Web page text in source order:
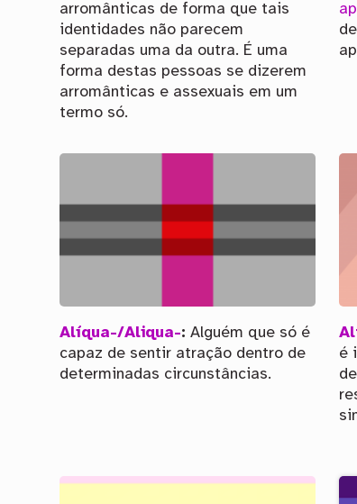
arromânticas de forma que tais
identidades não parecem
separadas uma da outra. É uma
forma destas pessoas se dizerem
arromânticas e assexuais em um
termo só.
Alíqua-/Aliqua-: Alguém que só é
capaz de sentir atração dentro de
determinadas circunstâncias.
é